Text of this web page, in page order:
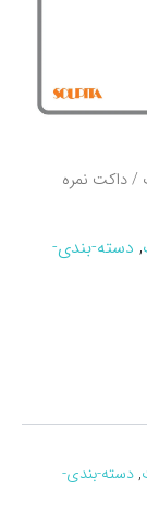
/ داکت نمره
, دسته-بندی-
,دسته-بندی-